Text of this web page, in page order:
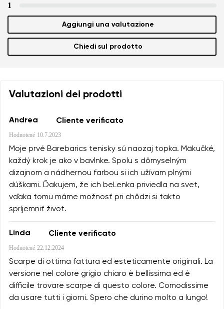
1
Aggiungi una valutazione
Chiedi sul prodotto
Valutazioni dei prodotti
Andrea Cliente verificato
Hodnotené 10.7.2023
Moje prvé Barebarics tenisky sú naozaj topka. Mäkučké,
každý krok je ako v bavlnke. Spolu s dômyselným
dizajnom a nádhernou farbou si ich užívam plnými
dúškami. Ďakujem, že ich beLenka priviedla na svet,
vďaka tomu máme možnosť pri chôdzi si takto
spríjemniť život.
Linda Cliente verificato
Hodnotené 22.12.2024
Scarpe di ottima fattura ed esteticamente originali. La
versione nel colore grigio chiaro è bellissima ed è
difficile trovare scarpe di questo colore. Comodissime
da usare tutti i giorni. Spero che durino molto a lungo!